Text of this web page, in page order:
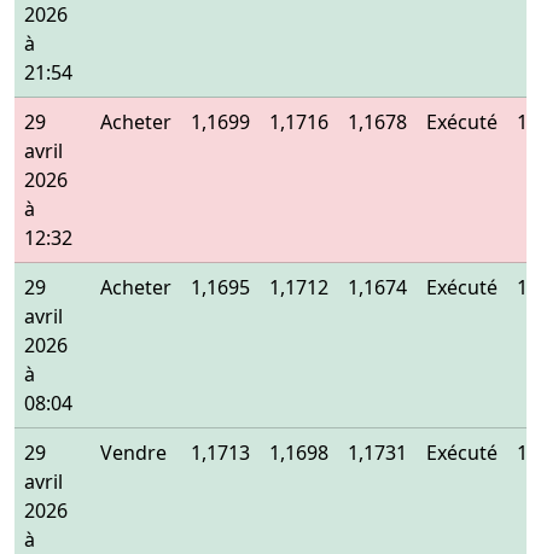
2026
à
21:54
29
avril
2026
à
12:32
Acheter 1,1699 1,1716 1,1678 Exécuté
29
avril
2026
à
08:04
Acheter 1,1695 1,1712 1,1674 Exécuté
29
avril
2026
à
Vendre 1,1713 1,1698 1,1731 Exécuté